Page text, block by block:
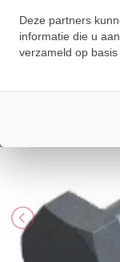
Deze partners
informatie die u
verzameld op